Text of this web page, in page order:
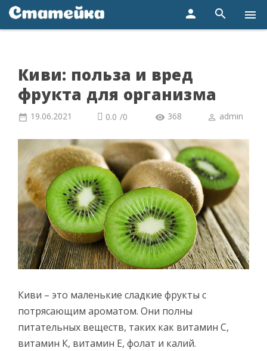
person search menu
Киви: польза и вред
фрукта для организма
19.06.2021 0.0 /0 368 admin
Киви – это маленькие сладкие фрукты с
потрясающим ароматом. Они полны
питательных веществ, таких как витамин С,
витамин К, витамин Е, фолат и калий.